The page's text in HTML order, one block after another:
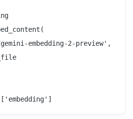
embedding-2-preview',